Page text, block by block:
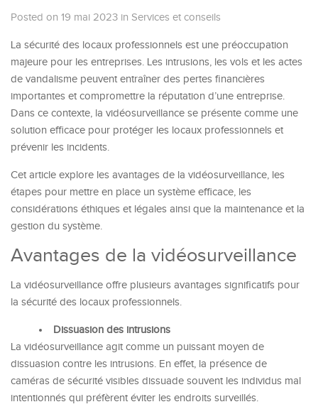
Posted on 19 mai 2023 in Services et conseils
La sécurité des locaux professionnels est une préoccupation
majeure pour les entreprises. Les intrusions, les vols et les actes
de vandalisme peuvent entraîner des pertes financières
importantes et compromettre la réputation d’une entreprise.
Dans ce contexte, la vidéosurveillance se présente comme une
solution efficace pour protéger les locaux professionnels et
prévenir les incidents.
Cet article explore les avantages de la vidéosurveillance, les
étapes pour mettre en place un système efficace, les
considérations éthiques et légales ainsi que la maintenance et la
gestion du système.
Avantages de la vidéosurveillance
La vidéosurveillance offre plusieurs avantages significatifs pour
la sécurité des locaux professionnels.
Dissuasion des intrusions
La vidéosurveillance agit comme un puissant moyen de
dissuasion contre les intrusions. En effet, la présence de
caméras de sécurité visibles dissuade souvent les individus mal
intentionnés qui préfèrent éviter les endroits surveillés.